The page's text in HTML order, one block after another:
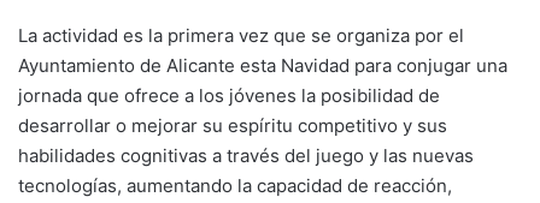
La actividad es la primera vez que se organiza por el
Ayuntamiento de Alicante esta Navidad para conjugar una
jornada que ofrece a los jóvenes la posibilidad de
desarrollar o mejorar su espíritu competitivo y sus
habilidades cognitivas a través del juego y las nuevas
tecnologías, aumentando la capacidad de reacción,